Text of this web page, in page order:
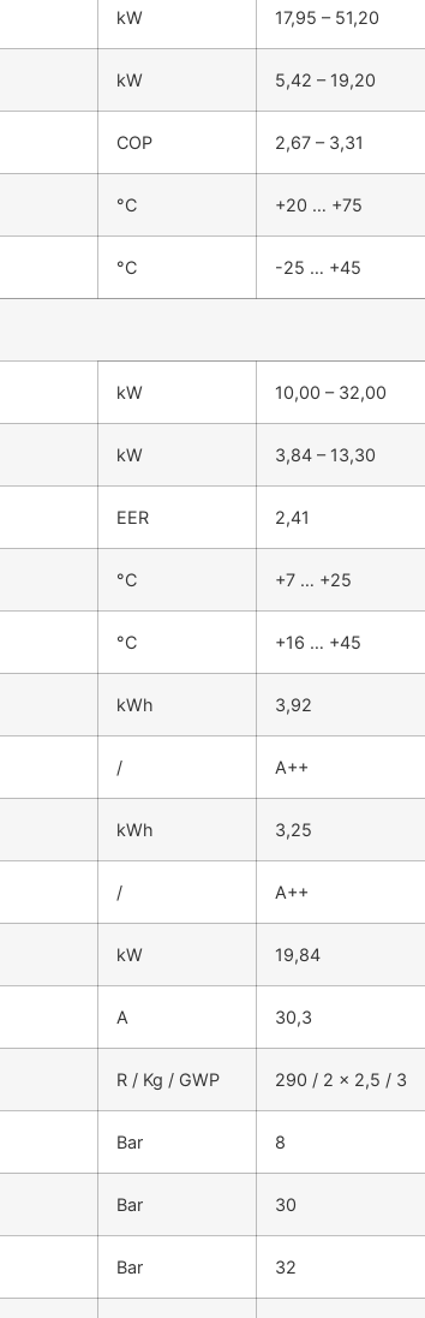
kW 17,95 – 51,20
kW 5,42 – 19,20
COP 2,67 – 3,31
°C +20 … +75
°C -25 … +45
kW 10,00 – 32,00
kW 3,84 – 13,30
EER 2,41
°C +7 … +25
°C +16 … +45
kWh 3,92
/ A++
kWh 3,25
/ A++
kW 19,84
A 30,3
R / Kg / GWP 290 / 2 x 2,5 / 3
Bar 8
Bar 30
Bar 32